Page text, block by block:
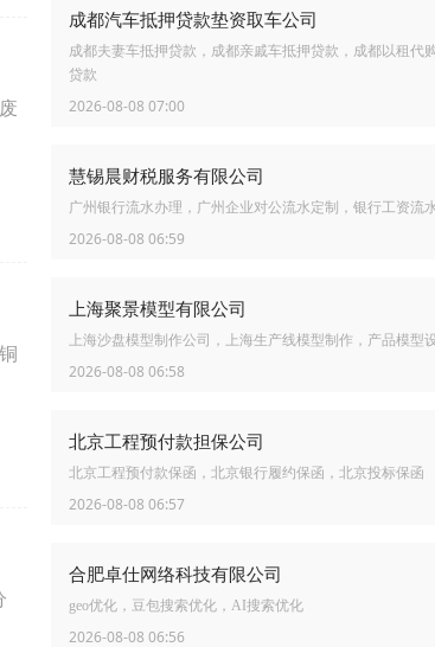
成都汽车抵押贷款垫资取车公司
成都夫妻车抵押贷款，成都亲戚车抵押贷款，成都以租代
贷款
2026-08-08 07:00
慧锡晨财税服务有限公司
广州银行流水办理，广州企业对公流水定制，银行工资流
2026-08-08 06:59
上海聚景模型有限公司
上海沙盘模型制作公司，上海生产线模型制作，产品模型
2026-08-08 06:58
北京工程预付款担保公司
北京工程预付款保函，北京银行履约保函，北京投标保函
2026-08-08 06:57
合肥卓仕网络科技有限公司
geo优化，豆包搜索优化，AI搜索优化
2026-08-08 06:56